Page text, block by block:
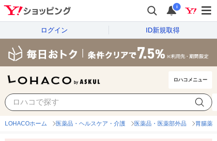
i
ログイン ID新規取得
ロハコメニュー
LOHACOホーム 医薬品・ヘルスケア・介護 医薬品・医薬部外品 胃腸薬